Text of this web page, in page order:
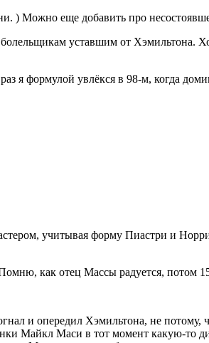
) Можно еще добавить про
уставшим от
я формулой увлёкся в 98-м, когда
учитывая форму Пиастри и
как отец Массы радуется, потом
и опередил Хэмильтона, не потому,
Майкл Маси в тот момент какую-то